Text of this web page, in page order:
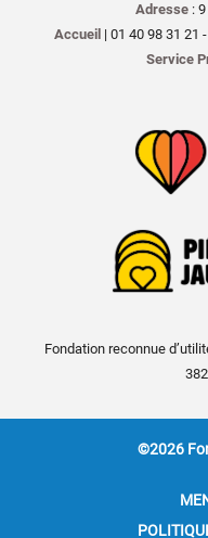
Adresse :
Accueil | 01 40 98 31 21 -
Service
Fondation reconnue
©2026